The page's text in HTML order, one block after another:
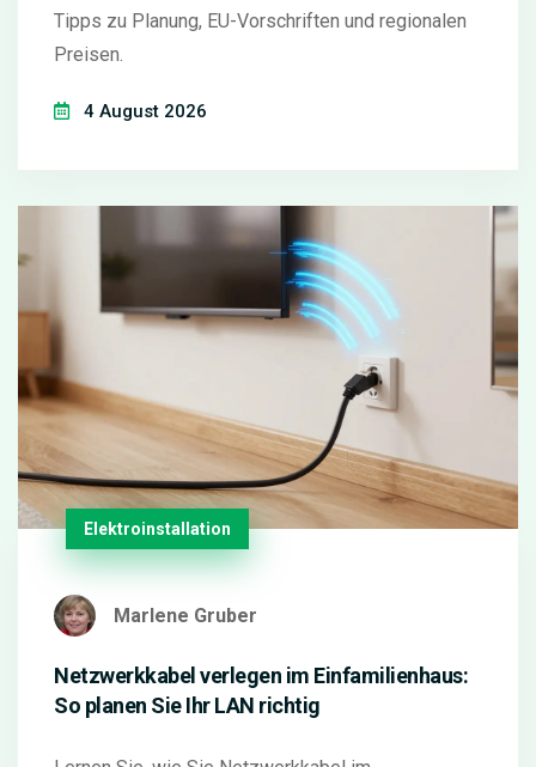
Tipps zu Planung, EU-Vorschriften und regionalen
Preisen.
4 August 2026
Elektroinstallation
Marlene Gruber
Netzwerkkabel verlegen im Einfamilienhaus:
So planen Sie Ihr LAN richtig